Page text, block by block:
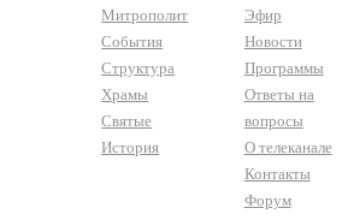
Митрополит
События
Структура
Храмы
Святые
История
Эфир
Новости
Программы
Ответы на
вопросы
О телеканале
Контакты
Форум